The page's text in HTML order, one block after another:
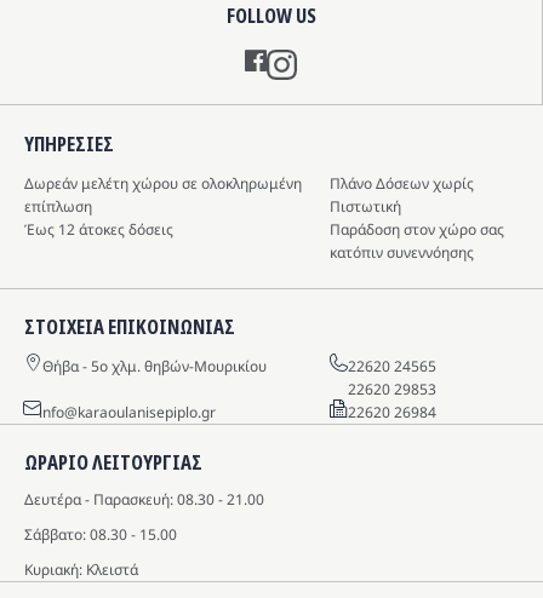
FOLLOW US
Instagram
ΩΡΑΡΙΟ ΛΕΙΤΟΥΡΓΙΑΣ
Δευτέρα - Παρασκευή: 08.30 - 21.00
Σάββατο: 08.30 - 15.00
Κυριακή: Κλειστά
ΥΠΗΡΕΣIΕΣ
Δωρεάν μελέτη χώρου σε ολοκληρωμένη
επίπλωση
Πλάνο Δόσεων χωρίς
Πιστωτική
Έως 12 άτοκες δόσεις
Παράδοση στον χώρο σας
κατόπιν συνεννόησης
ΣΤΟΙΧΕΙΑ ΕΠΙΚΟΙΝΩΝΙΑΣ
Θήβα - 5o χλμ. θηβών-Μουρικίου
22620 24565
22620 29853
info@karaoulanisepiplo.gr
22620 26984